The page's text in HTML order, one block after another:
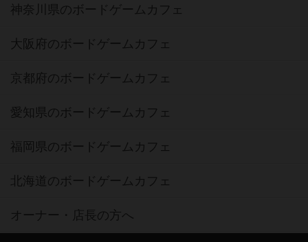
神奈川県のボードゲームカフェ
大阪府のボードゲームカフェ
京都府のボードゲームカフェ
愛知県のボードゲームカフェ
福岡県のボードゲームカフェ
北海道のボードゲームカフェ
オーナー・店長の方へ